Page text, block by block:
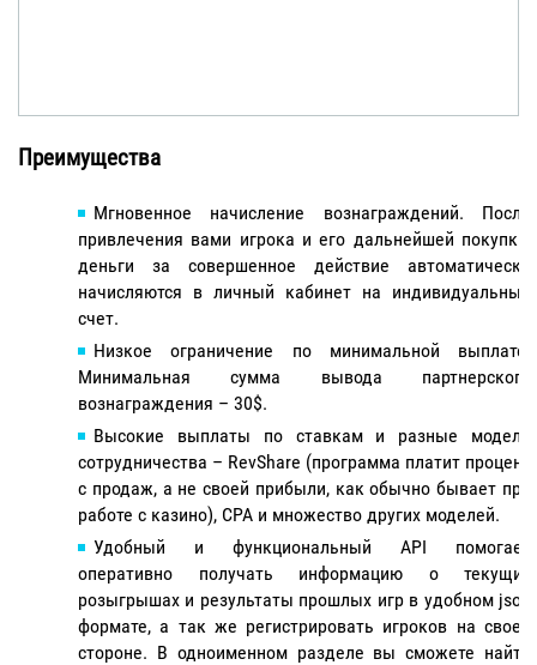
Преимущества
Мгновенное начисление вознаграждений. После
привлечения вами игрока и его дальнейшей покупки,
деньги за совершенное действие автоматически
начисляются в личный кабинет на индивидуальный
счет.
Низкое ограничение по минимальной выплате.
Минимальная сумма вывода партнерского
вознаграждения – 30$.
Высокие выплаты по ставкам и разные модели
сотрудничества – RevShare (программа платит процент
с продаж, а не своей прибыли, как обычно бывает при
работе с казино), CPA и множество других моделей.
Удобный и функциональный API помогает
оперативно получать информацию о текущих
розыгрышах и результаты прошлых игр в удобном json
формате, а так же регистрировать игроков на своей
стороне. В одноименном разделе вы сможете найти